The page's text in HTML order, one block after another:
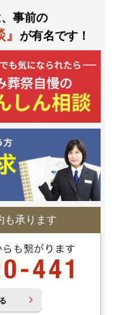
事前の
が有名です！
も承ります